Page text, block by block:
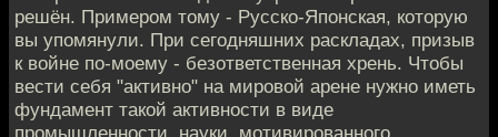
решён. Примером тому - Русско-Японская, которую
вы упомянули. При сегодняшних раскладах, призыв
к войне по-моему - безответственная хрень. Чтобы
вести себя "активно" на мировой арене нужно иметь
фундамент такой активности в виде